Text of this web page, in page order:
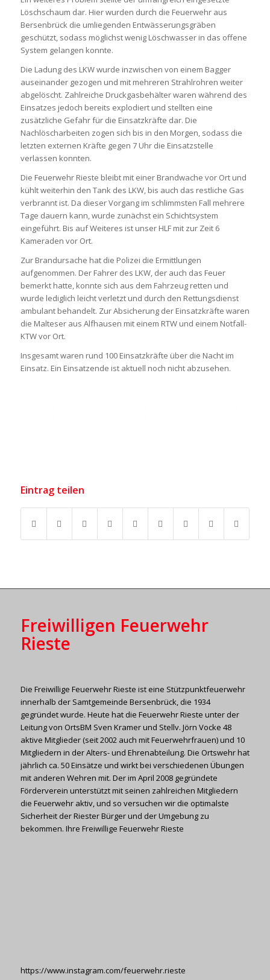
Löschschaum dar. Hier wurden durch die Feuerwehr aus
Bersenbrück die umliegenden Entwässerungsgräben
geschützt, sodass möglichst wenig Löschwasser in das offene
System gelangen konnte.
Die Ladung des LKW wurde inzwischen von einem Bagger
auseinander gezogen und mit mehreren Strahlrohren weiter
abgelöscht. Zahlreiche Druckgasbehälter waren während des
Einsatzes jedoch bereits explodiert und stellten eine
zusätzliche Gefahr für die Einsatzkräfte dar. Die
Nachlöscharbeiten zogen sich bis in den Morgen, sodass die
letzten externen Kräfte gegen 7 Uhr die Einsatzstelle
verlassen konnten.
Die Feuerwehr Rieste bleibt mit einer Brandwache vor Ort und
kühlt weiterhin den Tank des LKW, bis auch das restliche Gas
verbrannt ist. Da dieser Vorgang im schlimmsten Fall mehrere
Tage dauern kann, wurde zunächst ein Schichtsystem
eingeführt. Bis auf Weiteres ist unser HLF mit zur Zeit 6
Kameraden vor Ort.
Zur Brandursache hat die Polizei die Ermittlungen
aufgenommen. Der Fahrer des LKW, der auch das Feuer
bemerkt hatte, konnte sich aus dem Fahrzeug retten und
wurde lediglich leicht verletzt und durch den Rettungsdienst
ambulant behandelt. Zur Absicherung der Einsatzkräfte waren
die Malteser aus Alfhausen mit einem RTW und einem Notfall-
KTW vor Ort.
Insgesamt waren rund 100 Einsatzkräfte über die Nacht im
Einsatz. Ein Einsatzende ist aktuell noch nicht abzusehen.
Eintrag teilen
Freiwilligen Feuerwehr
Rieste
Die Freiwillige Feuerwehr Rieste ist eine Stützpunktfeuerwehr
innerhalb der Samtgemeinde Bersenbrück, die 1934
gegründet wurde. Heute hat die Feuerwehr Rieste unter der
Leitung von OrtsBM Sven Kramer und Stellv. Jörn Vocke 48
aktive Mitglieder (seit 2002 auch mit Feuerwehrfrauen) und 10
Mitgliedern in der Alters- und Ehrenabteilung. Die Ortswehr hat
jährlich ca. 50 Einsätze und wirkt bei verschiedenen Übungen
mit anderen Wehren mit. Der im April 2008 gegründete
Förderverein unterstützt mit seinen zahlreichen Mitgliedern
die Feuerwehr aktiv, und so versuchen wir die optimalste
Sicherheit der Riester Bürger und der Umgebung zu
bekommen. Ihre Freiwillige Feuerwehr Rieste
https://www.instagram.com/feuerwehr.rieste